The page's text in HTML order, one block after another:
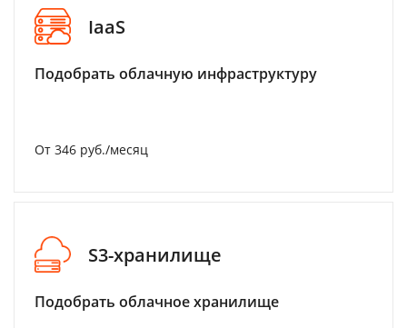
IaaS
Подобрать облачную инфраструктуру
От 346 руб./месяц
S3-хранилище
Подобрать облачное хранилище